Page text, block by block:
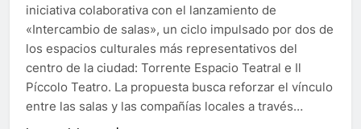
iniciativa colaborativa con el lanzamiento de
«Intercambio de salas», un ciclo impulsado por dos de
los espacios culturales más representativos del
centro de la ciudad: Torrente Espacio Teatral e Il
Píccolo Teatro. La propuesta busca reforzar el vínculo
entre las salas y las compañías locales a través…